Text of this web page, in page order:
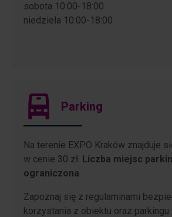
sobota 10:00-18:00
niedziela 10:00-18:00
Parking
Na terenie EXPO Kraków znajduje
w cenie 30 zł. Liczba miejsc
ograniczona.
Zapoznaj się z regulaminami
korzystania z obiektu oraz parkingu.